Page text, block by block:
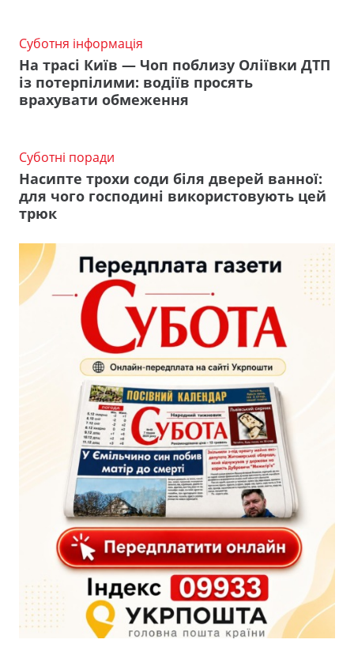
Суботня інформація
На трасі Київ — Чоп поблизу Оліївки ДТП
із потерпілими: водіїв просять
врахувати обмеження
Суботні поради
Насипте трохи соди біля дверей ванної:
для чого господині використовують цей
трюк